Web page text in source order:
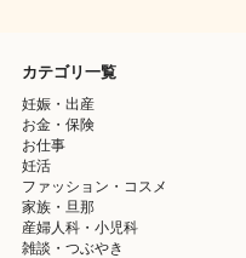
カテゴリ一覧
妊娠・出産
お金・保険
お仕事
妊活
ファッション・コスメ
家族・旦那
産婦人科・小児科
雑談・つぶやき